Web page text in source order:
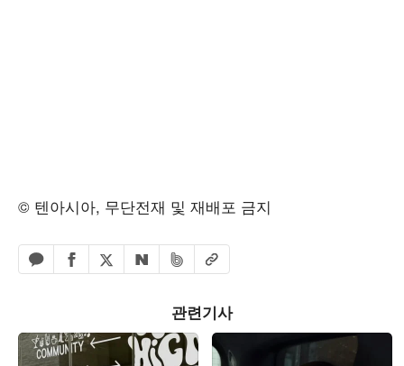
© 텐아시아, 무단전재 및 재배포 금지
카카오톡 공유하기
페이스북 공유하기
엑스 공유하기
네이버 공유하기
밴드 공유하기
URL복사
관련기사